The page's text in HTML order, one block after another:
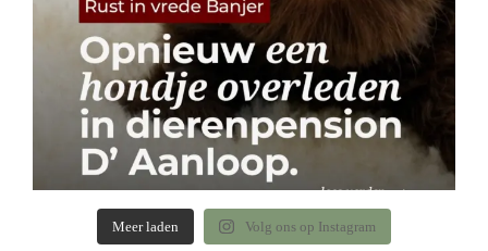
Meer laden Volg ons op Instagram